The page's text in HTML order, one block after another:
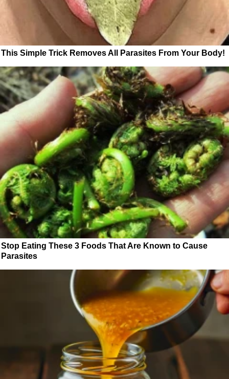
This Simple Trick Removes All Parasites From Your Body!
Stop Eating These 3 Foods That Are Known to Cause
Parasites